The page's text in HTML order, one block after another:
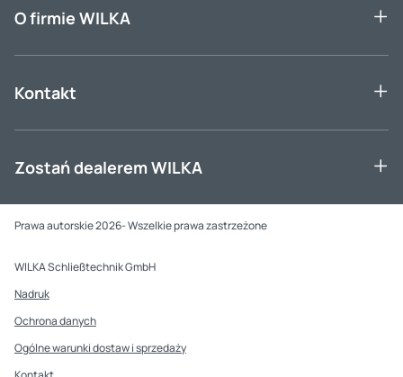
O firmie WILKA
Kontakt
Zostań dealerem WILKA
Prawa autorskie 2026- Wszelkie prawa zastrzeżone
WILKA Schließtechnik GmbH
Nadruk
Ochrona danych
Ogólne warunki dostaw i sprzedaży